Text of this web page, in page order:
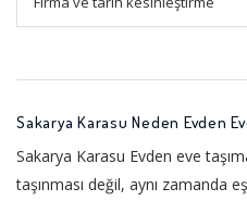
Sakarya Karasu Neden Evden
Sakarya Karasu Evden eve
taşınması değil, aynı zamanda